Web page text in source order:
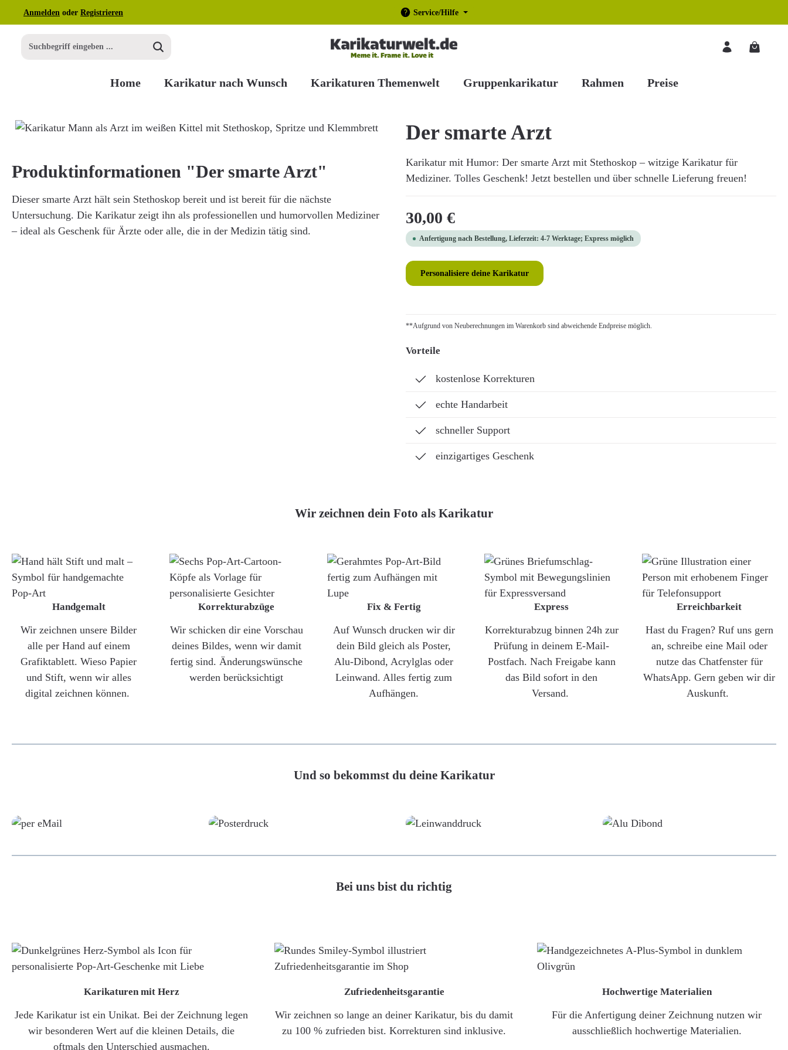
Hauptinhalt springen
Zur Suche springen
Zur Hauptnavigation springen
Anmelden oder Registrieren Service/Hilfe
Home Karikatur nach Wunsch Karikaturen Themenwelt Gruppenkarikatur Rahmen Preise
Bildergalerie überspringen Der smarte Arzt
Karikatur mit Humor: Der smarte Arzt mit Stethoskop – witzige Karikatur für
Mediziner. Tolles Geschenk! Jetzt bestellen und über schnelle Lieferung freuen!
Regulärer Preis:
30,00 €
Anfertigung nach Bestellung, Lieferzeit: 4-7 Werktage; Express möglich
Personalisiere deine Karikatur
**Aufgrund von Neuberechnungen im Warenkorb sind abweichende Endpreise möglich.
Vorteile
kostenlose Korrekturen
echte Handarbeit
schneller Support
einzigartiges Geschenk
Produktinformationen "Der smarte Arzt"
Dieser smarte Arzt hält sein Stethoskop bereit und ist bereit für die nächste
Untersuchung. Die Karikatur zeigt ihn als professionellen und humorvollen Mediziner
– ideal als Geschenk für Ärzte oder alle, die in der Medizin tätig sind.
Wir zeichnen dein Foto als Karikatur
Handgemalt
Wir zeichnen unsere Bilder
alle per Hand auf einem
Grafiktablett. Wieso Papier
und Stift, wenn wir alles
digital zeichnen können.
Korrekturabzüge
Wir schicken dir eine Vorschau
deines Bildes, wenn wir damit
fertig sind. Änderungswünsche
werden berücksichtigt
Fix & Fertig
Auf Wunsch drucken wir dir
dein Bild gleich als Poster,
Alu-Dibond, Acrylglas oder
Leinwand. Alles fertig zum
Aufhängen.
Express
Korrekturabzug binnen 24h zur
Prüfung in deinem E-Mail-
Postfach. Nach Freigabe kann
das Bild sofort in den
Versand.
Erreichbarkeit
Hast du Fragen? Ruf uns gern
an, schreibe eine Mail oder
nutze das Chatfenster für
WhatsApp. Gern geben wir dir
Auskunft.
Und so bekommst du deine Karikatur
Bei uns bist du richtig
Karikaturen mit Herz
Jede Karikatur ist ein Unikat. Bei der Zeichnung legen
wir besonderen Wert auf die kleinen Details, die
oftmals den Unterschied ausmachen.
Zufriedenheitsgarantie
Wir zeichnen so lange an deiner Karikatur, bis du damit
zu 100 % zufrieden bist. Korrekturen sind inklusive.
Hochwertige Materialien
Für die Anfertigung deiner Zeichnung nutzen wir
ausschließlich hochwertige Materialien.